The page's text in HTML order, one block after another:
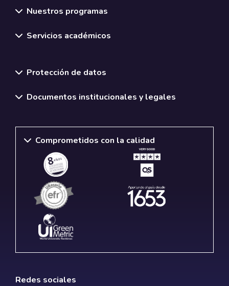
Nuestros programas
Servicios académicos
Protección de datos
Documentos institucionales y legales
Comprometidos con la calidad
Redes sociales